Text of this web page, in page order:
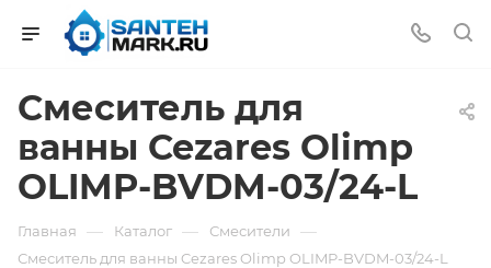
Смеситель для
ванны Cezares Olimp
OLIMP-BVDM-03/24-L
Главная — Каталог — Смесители —
Смеситель для ванны Cezares Olimp OLIMP-BVDM-03/24-L